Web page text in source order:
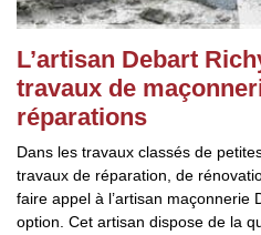
L’artisan Debart
travaux de
réparations
Dans les travaux classés de
travaux de réparation, de
faire appel à l’artisan maçonnerie
option. Cet artisan dispose de la